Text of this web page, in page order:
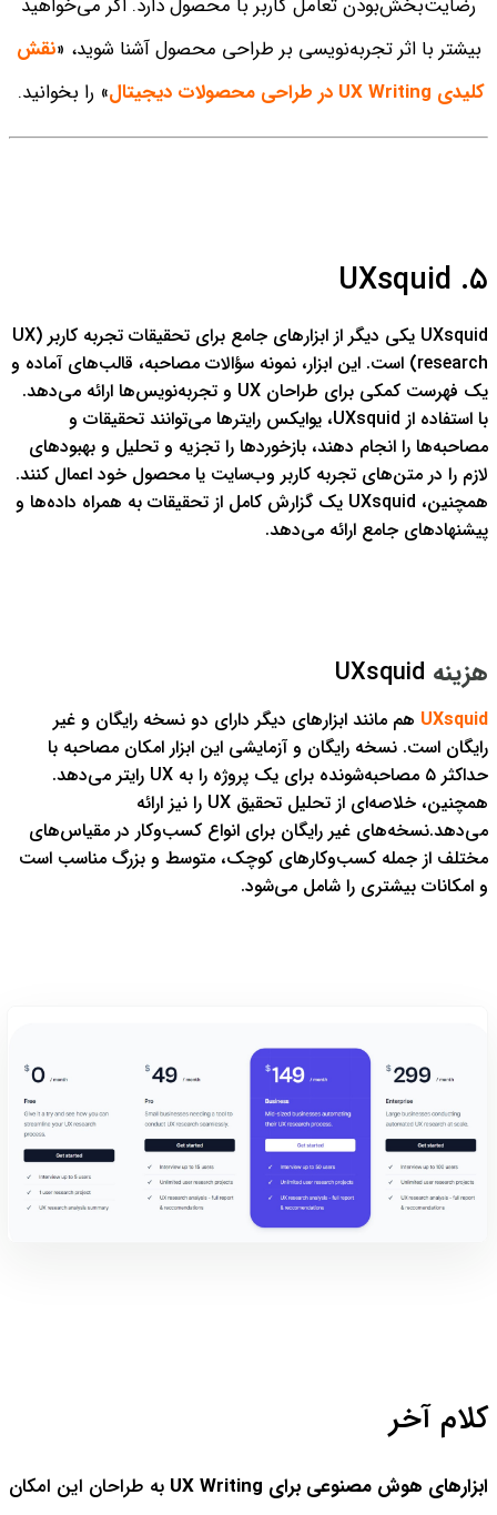
بیشتر با اثر تجربه‌نویسی بر طراحی محصول آشنا شوید، «نقش
کلیدی UX Writing در طراحی محصولات دیجیتال
» را بخوانید.
۵. UXsquid
UXsquid یکی دیگر از ابزارهای جامع برای تحقیقات تجربه کاربر (UX
research) است. این ابزار، نمونه سؤالات مصاحبه، قالب‌های آماده و
یک فهرست کمکی برای طراحان UX و تجربه‌نویس‌ها ارائه می‌دهد.
با استفاده از UXsquid، یوایکس رایترها می‌توانند تحقیقات و
مصاحبه‌ها را انجام دهند، بازخوردها را تجزیه و تحلیل و بهبودهای
لازم را در متن‌های تجربه کاربر وب‌سایت یا محصول خود اعمال کنند.
همچنین، UXsquid یک گزارش کامل از تحقیقات به همراه داده‌ها و
پیشنهادهای جامع ارائه می‌دهد.
هزینه UXsquid
UXsquid هم مانند ابزارهای دیگر دارای دو نسخه رایگان و غیر
رایگان است. نسخه رایگان و آزمایشی این ابزار امکان مصاحبه با
حداکثر ۵
مصاحبه‌شونده برای یک پروژه را به UX رایتر می‌دهد.
همچنین، خلاصه‌ای از تحلیل تحقیق UX را نیز ارائه
می‌دهد.نسخه‌های غیر رایگان برای انواع کسب‌وکار در مقیاس‌های
مختلف از جمله کسب‌وکارهای کوچک، متوسط و بزرگ مناسب است
و امکانات بیشتری را شامل می‌شود.
کلام آخر
ابزارهای هوش مصنوعی برای UX Writing
به طراحان این امکان